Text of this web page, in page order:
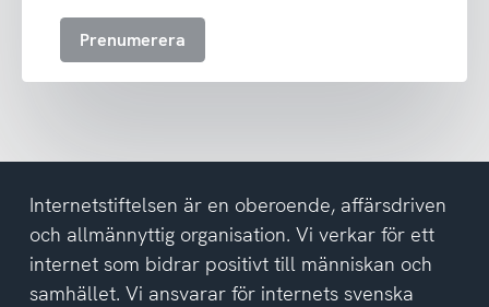
att
del
av
integritetspolicyn
Prenumerera
Internetstiftelsen är en oberoende, affärsdriven
och allmännyttig organisation. Vi verkar för ett
internet som bidrar positivt till människan och
samhället. Vi ansvarar för internets svenska